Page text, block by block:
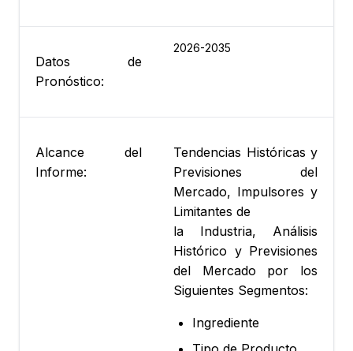
Datos de
Pronóstico:
2026-2035
Alcance del
Informe:
Tendencias Históricas y
Previsiones del
Mercado, Impulsores y
Limitantes de
la Industria, Análisis
Histórico y Previsiones
del Mercado por los
Siguientes Segmentos:
Ingrediente